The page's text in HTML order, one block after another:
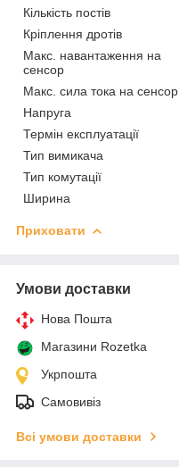
Кількість постів
Кріплення дротів
Макс. навантаження на
сенсор
Макс. сила тока на сенсор
Напруга
Термін експлуатації
Тип вимикача
Тип комутації
Ширина
Приховати
Умови доставки
Нова Пошта
Магазини Rozetka
Укрпошта
Самовивіз
Всі умови доставки